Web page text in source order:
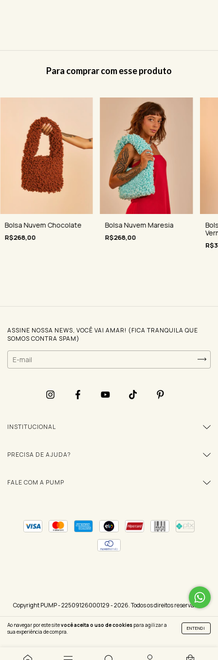
Ao navegar por este sitevocê aceita o uso de cookies para agilizar a
sua experiência de compra.
ENTENDI
Para comprar com esse produto
Bolsa Nuvem Chocolate
R$268,00
Bolsa Nuvem Maresia
R$268,00
ASSINE NOSSA NEWS, VOCÊ VAI AMAR! (FICA TRANQUILA QUE
SOMOS CONTRA SPAM)
INSTITUCIONAL
PRECISA DE AJUDA?
FALE COM A PUMP
Copyright PUMP - 22509126000129 - 2026. Todos os direitos reservados.